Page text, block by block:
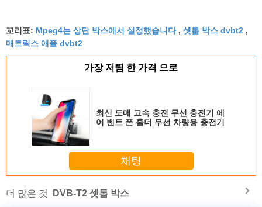
꼬리표: Mpeg4는 상단 박스에서 설정했습니다, 셋톱 박스 dvbt2 ,
매트릭스 애플 dvbt2
가장 저렴 한 가격 으로
최신 도매 고속 충전 무선 충전기 에
어 벤트 폰 홀더 무선 차량용 충전기
채팅
더 많은 것 DVB-T2 셋톱 박스